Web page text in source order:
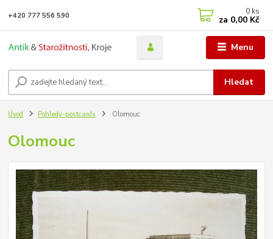
Menu
Hledat
+420 777 556 590 0 ks
za 0,00 Kč
Úvod Pohledy-postcards Olomouc
Olomouc